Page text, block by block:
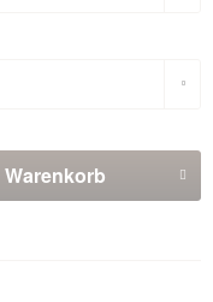
Warenkorb